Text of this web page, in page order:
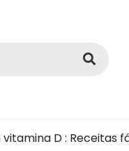
D : Receitas